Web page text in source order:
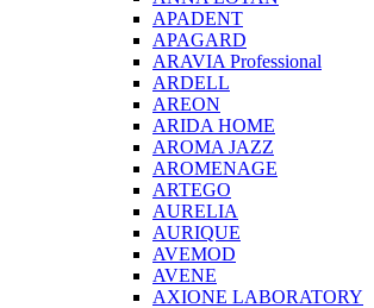
APADENT
APAGARD
ARAVIA Professional
ARDELL
AREON
ARIDA HOME
AROMA JAZZ
AROMENAGE
ARTEGO
AURELIA
AURIQUE
AVEMOD
AVENE
AXIONE LABORATORY